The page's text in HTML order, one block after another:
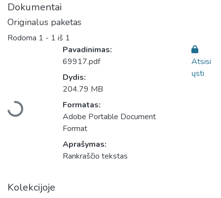
Dokumentai
Originalus paketas
Rodoma 1 - 1 iš 1
Įkeliama...
Pavadinimas:
69917.pdf
Dydis:
204.79 MB
Formatas:
Adobe Portable Document
Format
Aprašymas:
Rankraščio tekstas
Atsisi
ųsti
Kolekcijoje